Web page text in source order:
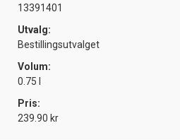
13391401
Utvalg:
Bestillingsutvalget
Volum:
0.75 l
Pris:
239.90 kr